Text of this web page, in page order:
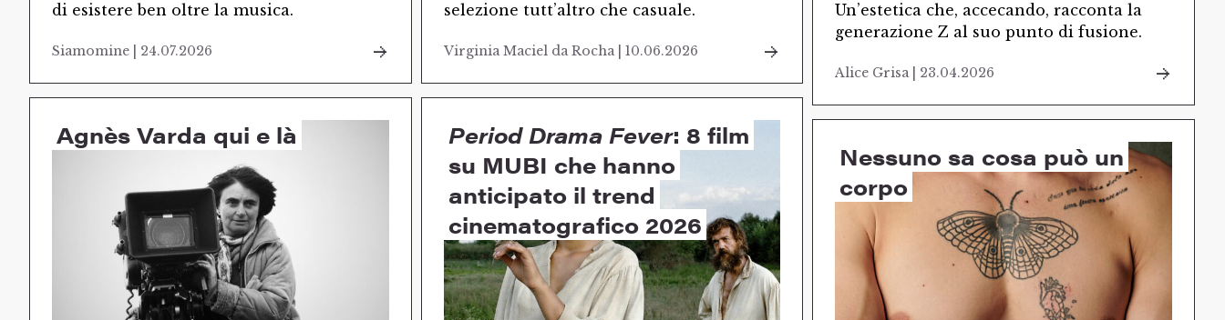
di esistere ben oltre la musica.
Siamomine | 24.07.2026
selezione tutt’altro che casuale.
Virginia Maciel da Rocha | 10.06.2026
Un’estetica che, accecando, racconta la
generazione Z al suo punto di fusione.
Alice Grisa | 23.04.2026
Agnès Varda qui e là Period Drama Fever: 8 film
su MUBI che hanno
anticipato il trend
cinematografico 2026
Nessuno sa cosa può un
corpo